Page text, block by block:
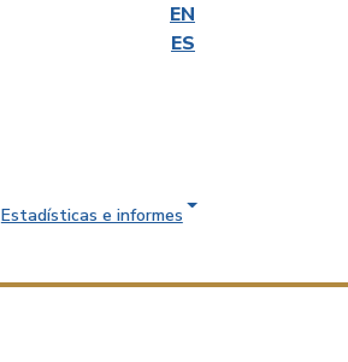
EN
ES
Estadísticas e informes